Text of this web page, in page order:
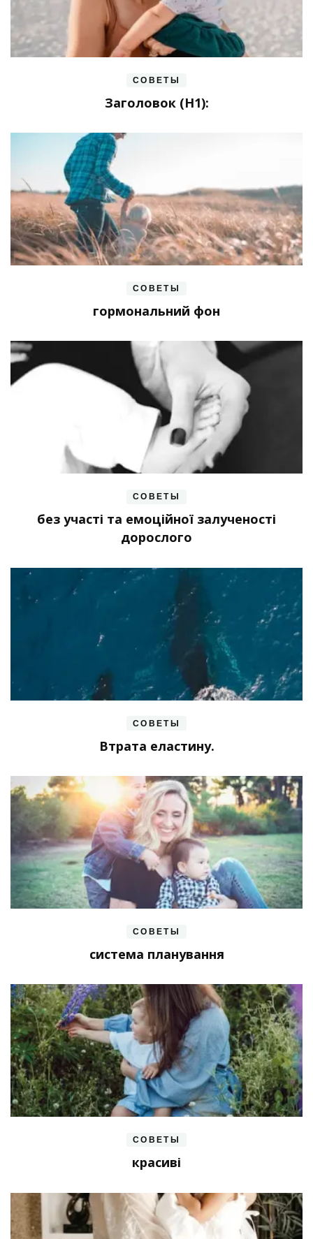
СОВЕТЫ
Заголовок (H1):
СОВЕТЫ
гормональний фон
СОВЕТЫ
без участі та емоційної залученості
дорослого
СОВЕТЫ
Втрата еластину.
СОВЕТЫ
система планування
СОВЕТЫ
красиві